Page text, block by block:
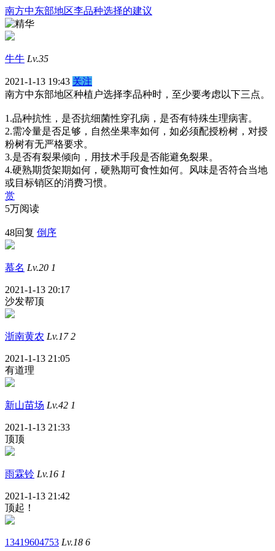
南方中东部地区李品种选择的建议
牛牛 Lv.35
2021-1-13 19:43 关注
南方中东部地区种植户选择李品种时，至少要考虑以下三点。
1.品种抗性，是否抗细菌性穿孔病，是否有特殊生理病害。
2.需冷量是否足够，自然坐果率如何，如必须配授粉树，对授
粉树有无严格要求。
3.是否有裂果倾向，用技术手段是否能避免裂果。
4.硬熟期货架期如何，硬熟期可食性如何。风味是否符合当地
或目标销区的消费习惯。
赏
5万阅读
48回复 倒序
慕名 Lv.20 1
2021-1-13 20:17
沙发帮顶
浙南黄农 Lv.17 2
2021-1-13 21:05
有道理
新山苗场 Lv.42 1
2021-1-13 21:33
顶顶
雨霖铃 Lv.16 1
2021-1-13 21:42
顶起！
13419604753 Lv.18 6